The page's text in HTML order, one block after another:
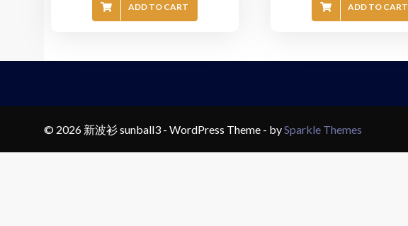
ADD TO CART ADD TO CART
© 2026 新波衫 sunball3 - WordPress Theme - bySparkle Themes